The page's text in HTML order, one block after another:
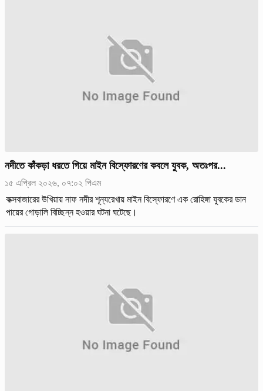
নদীতে কাঁকড়া ধরতে গিয়ে মাইন বিস্ফোরণের কবলে যুবক, অতঃপর...
১৫ এপ্রিল ২০২৬, ০৭:০২ পিএম
কক্সবাজারের উখিয়ায় নাফ নদীর শূন্যরেখায় মাইন বিস্ফোরণে এক রোহিঙ্গা যুবকের ডান
পায়ের গোড়ালি বিচ্ছিন্ন হওয়ার ঘটনা ঘটেছে।